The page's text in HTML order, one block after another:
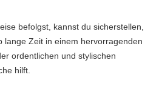
befolgst, kannst du sicherstellen,
lange Zeit in einem hervorragenden
ordentlichen und stylischen
hilft.